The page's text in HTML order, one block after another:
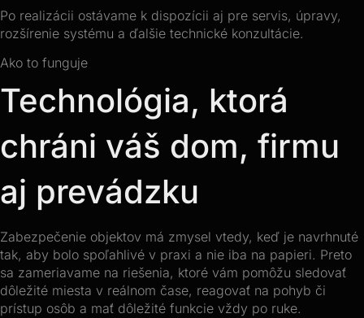
Po realizácii ostávame k dispozícii aj pre servis, úpravy,
rozšírenie systému a ďalšie technické konzultácie.
Ako to funguje
Technológia, ktorá
chráni váš dom, firmu
aj prevádzku
Zabezpečenie objektov má zmysel vtedy, keď je navrhnuté
tak, aby bolo spoľahlivé v praxi a nie iba na papieri. Preto
sa zameriavame na riešenia, ktoré vám pomôžu sledovať
dôležité miesta v reálnom čase, reagovať na pohyb či
prístup osôb a mať dôležité funkcie vždy po ruke.